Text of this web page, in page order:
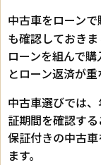
中古車をローンで
も確認しておきま
ローンを組んで
とローン返済が
中古車選びでは
証期間を確認する
保証付きの中古
ます。